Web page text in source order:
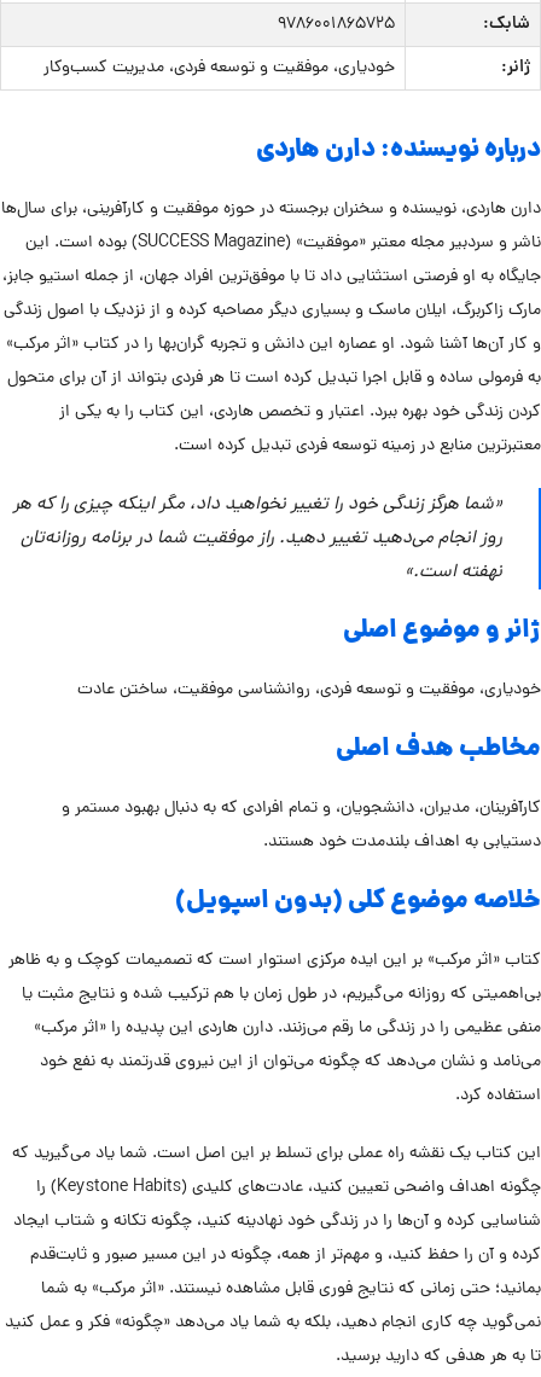
شابک: ۹۷۸۶۰۰۱۸۶۵۷۲۵
ژانر: خودیاری، موفقیت و توسعه فردی، مدیریت کسب‌وکار
درباره نویسنده: دارن هاردی
دارن هاردی، نویسنده و سخنران برجسته در حوزه موفقیت و کارآفرینی، برای سال‌ها
ناشر و سردبیر مجله معتبر «موفقیت» (SUCCESS Magazine) بوده است. این
جایگاه به او فرصتی استثنایی داد تا با موفق‌ترین افراد جهان، از جمله استیو جابز،
مارک زاکربرگ، ایلان ماسک و بسیاری دیگر مصاحبه کرده و از نزدیک با اصول زندگی
و کار آن‌ها آشنا شود. او عصاره این دانش و تجربه گران‌بها را در کتاب «اثر مرکب»
به فرمولی ساده و قابل اجرا تبدیل کرده است تا هر فردی بتواند از آن برای متحول
کردن زندگی خود بهره ببرد. اعتبار و تخصص هاردی، این کتاب را به یکی از
معتبرترین منابع در زمینه توسعه فردی تبدیل کرده است.
«شما هرگز زندگی خود را تغییر نخواهید داد، مگر اینکه چیزی را که هر
روز انجام می‌دهید تغییر دهید. راز موفقیت شما در برنامه روزانه‌تان
نهفته است.»
ژانر و موضوع اصلی
خودیاری، موفقیت و توسعه فردی، روانشناسی موفقیت، ساختن عادت
مخاطب هدف اصلی
کارآفرینان، مدیران، دانشجویان، و تمام افرادی که به دنبال بهبود مستمر و
دستیابی به اهداف بلندمدت خود هستند.
خلاصه موضوع کلی (بدون اسپویل)
کتاب «اثر مرکب» بر این ایده مرکزی استوار است که تصمیمات کوچک و به ظاهر
بی‌اهمیتی که روزانه می‌گیریم، در طول زمان با هم ترکیب شده و نتایج مثبت یا
منفی عظیمی را در زندگی ما رقم می‌زنند. دارن هاردی این پدیده را «اثر مرکب»
می‌نامد و نشان می‌دهد که چگونه می‌توان از این نیروی قدرتمند به نفع خود
استفاده کرد.
این کتاب یک نقشه راه عملی برای تسلط بر این اصل است. شما یاد می‌گیرید که
چگونه اهداف واضحی تعیین کنید، عادت‌های کلیدی (Keystone Habits) را
شناسایی کرده و آن‌ها را در زندگی خود نهادینه کنید، چگونه تکانه و شتاب ایجاد
کرده و آن را حفظ کنید، و مهم‌تر از همه، چگونه در این مسیر صبور و ثابت‌قدم
بمانید؛ حتی زمانی که نتایج فوری قابل مشاهده نیستند. «اثر مرکب» به شما
نمی‌گوید چه کاری انجام دهید، بلکه به شما یاد می‌دهد «چگونه» فکر و عمل کنید
تا به هر هدفی که دارید برسید.